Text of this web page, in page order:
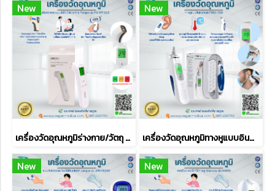
New
เครื่องวัดอุณหภูมิร่างกาย/วัตถุ แบบอินฟราเรด แบบไม่สัมผัสร่างกาย Pangao รุ่น PG-IRT1602
New
เครื่องวัดอุณหภูมิทางหูแบบอินฟราเรด FORA IR20
New New